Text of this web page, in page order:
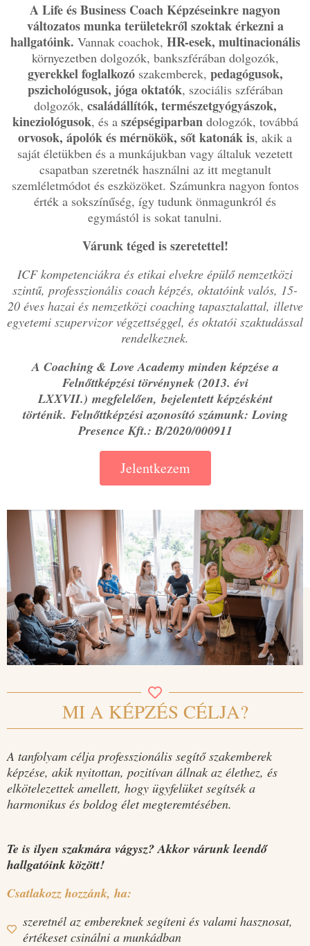
A Life és Business Coach Képzéseinkre nagyon
változatos munka területekről szoktak érkezni a
hallgatóink. Vannak coachok, HR-esek, multinacionális
környezetben dolgozók, bankszférában dolgozók,
gyerekkel foglalkozószakemberek, pedagógusok,
pszichológusok, jóga oktatók, szociális szférában
dolgozók, családállítók, természetgyógyászok,
kineziológusok, és a szépségiparbandologzók, továbbá
orvosok, ápolók és mérnökök, sőt katonák is, akik a
saját életükben és a munkájukban vagy általuk vezetett
csapatban szeretnék használni az itt megtanult
szemléletmódot és eszközöket. Számunkra nagyon fontos
érték a sokszínűség, így tudunk önmagunkról és
egymástól is sokat tanulni.
Várunk téged is szeretettel!
ICF kompetenciákra és etikai elvekre épülő nemzetközi
szintű, professzionális coach képzés, oktatóink valós, 15-
20 éves hazai és nemzetközi coaching tapasztalattal, illetve
egyetemi szupervizor végzettséggel, és oktatói szaktudással
rendelkeznek.
A Coaching & Love Academy minden képzése a
Felnőttképzési törvénynek (2013. évi
LXXVII.) megfelelően, bejelentett képzésként
történik. Felnőttképzési azonosító számunk: Loving
Presence Kft.: B/2020/000911
Jelentkezem
MI A KÉPZÉS CÉLJA?
A tanfolyam célja professzionális segítő szakemberek
képzése, akik nyitottan, pozitívan állnak az élethez, és
elkötelezettek amellett, hogy ügyfelüket segítsék a
harmonikus és boldog élet megteremtésében.
Te is ilyen szakmára vágysz? Akkor várunk leendő
hallgatóink között!
Csatlakozz hozzánk, ha:
szeretnél az embereknek segíteni és valami hasznosat,
értékeset csinálni a munkádban